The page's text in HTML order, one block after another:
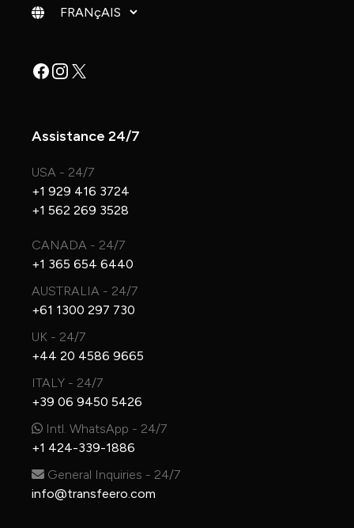
Changer de langue
Facebook
Instagram
X
Assistance 24/7
USA - 24/7
+1 929 416 3724
+1 562 269 3528
CANADA - 24/7
+1 365 654 6440
AUSTRALIA - 24/7
+61 1300 297 730
UK - 24/7
+44 20 4586 9665
ITALY - 24/7
+39 06 9450 5426
Intl. WhatsApp - 24/7
+1 424-339-1886
General Inquiries - 24/7
info@transfeero.com